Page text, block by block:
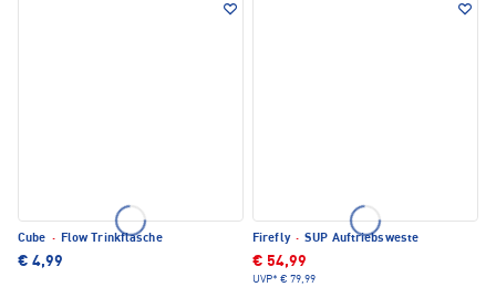
Cube · Flow Trinkflasche
€ 4,99
Firefly · SUP Auftriebsweste
€ 54,99
UVP* € 79,99